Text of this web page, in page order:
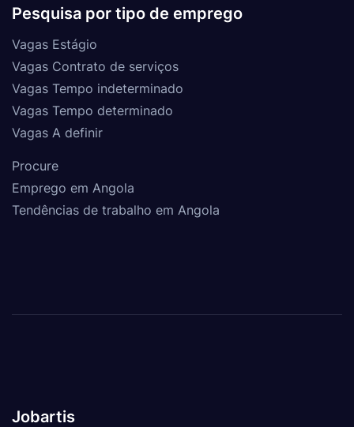
Pesquisa por tipo de emprego
Vagas Estágio
Vagas Contrato de serviços
Vagas Tempo indeterminado
Vagas Tempo determinado
Vagas A definir
Procure
Emprego em Angola
Tendências de trabalho em Angola
Jobartis